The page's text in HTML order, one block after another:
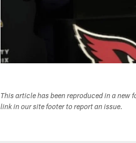
This article has been reproduced in a
link in our site footer to report an issue.